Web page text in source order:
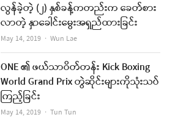
လွန်ခဲ့တဲ့ (၂) နှစ်ခန့်ကတည်းက ခေတ်စား
လာတဲ့ နှာခေါင်းမွေးအရှည်ထားခြင်း
May 14, 2019 Author
Wun Lae
ONE ၏ ဖယ်သာဝိတ်တန်း Kick Boxing
World Grand Prix တွဲဆိုင်းများကိုသုံးသပ်
ကြည့်ခြင်း
May 14, 2019 Author
Tun Tun